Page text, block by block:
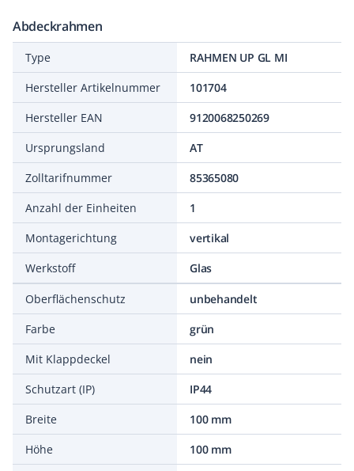
Abdeckrahmen
Type
RAHMEN UP GL MI
Hersteller Artikelnummer
101704
Hersteller EAN
9120068250269
Ursprungsland
AT
Zolltarifnummer
85365080
Anzahl der Einheiten
1
Montagerichtung
vertikal
Werkstoff
Glas
Oberflächenschutz
unbehandelt
Farbe
grün
Mit Klappdeckel
nein
Schutzart (IP)
IP44
Breite
100 mm
Höhe
100 mm